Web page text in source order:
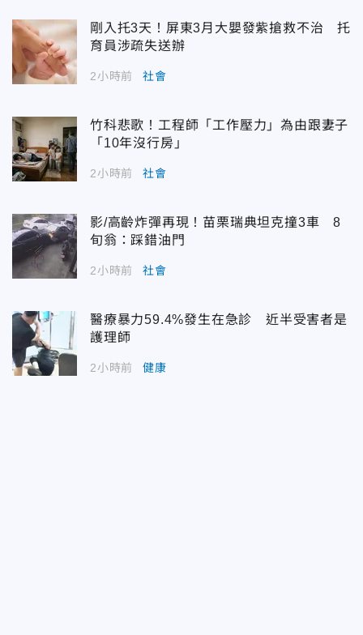
剛入托3天！屏東3月大嬰發紫搶救不治 托
育員涉疏失送辦
2小時前 社會
竹科悲歌！工程師「工作壓力」為由跟妻子
「10年沒行房」
2小時前 社會
影/高齡炸彈再現！苗栗瑞典坦克撞3車 8
旬翁：踩錯油門
2小時前 社會
醫療暴力59.4%發生在急診 近半受害者是
護理師
2小時前 健康